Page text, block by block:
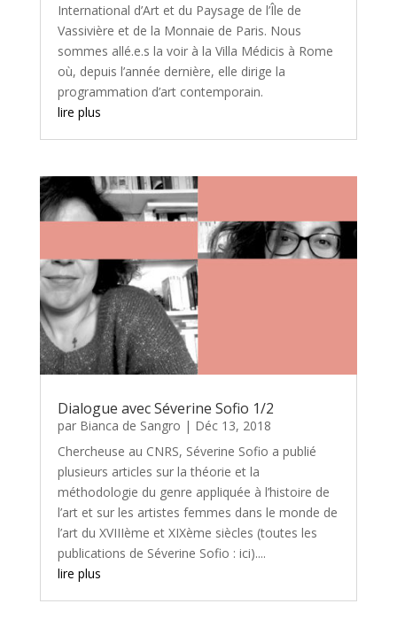
International d’Art et du Paysage de l’Île de
Vassivière et de la Monnaie de Paris. Nous
sommes allé.e.s la voir à la Villa Médicis à Rome
où, depuis l’année dernière, elle dirige la
programmation d’art contemporain.
lire plus
Dialogue avec Séverine Sofio 1/2
par Bianca de Sangro | Déc 13, 2018
Chercheuse au CNRS, Séverine Sofio a publié
plusieurs articles sur la théorie et la
méthodologie du genre appliquée à l’histoire de
l’art et sur les artistes femmes dans le monde de
l’art du XVIIIème et XIXème siècles (toutes les
publications de Séverine Sofio : ici)....
lire plus